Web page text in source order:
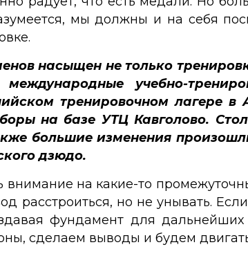
мы должны и на себя
насыщен не только
международные учебно-
тренировочном лагере
на базе УТЦ Кавголово.
большие изменения
дзюдо.
на какие-то
расстроиться, но не унывать.
фундамент для
сделаем выводы и будем